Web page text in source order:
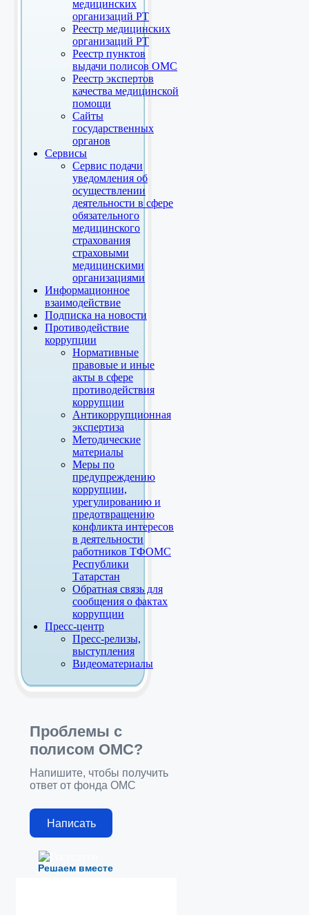
медицинских
организаций РТ
Реестр медицинских
организаций РТ
Реестр пунктов
выдачи полисов ОМС
Реестр экспертов
качества медицинской
помощи
Сайты
государственных
органов
Сервисы
Сервис подачи
уведомления об
осуществлении
деятельности в сфере
обязательного
медицинского
страхования
страховыми
медицинскими
организациями
Информационное
взаимодействие
Подписка на новости
Противодействие
коррупции
Нормативные
правовые и иные
акты в сфере
противодействия
коррупции
Антикоррупционная
экспертиза
Методические
материалы
Меры по
предупреждению
коррупции,
урегулированию и
предотвращению
конфликта интересов
в деятельности
работников ТФОМС
Республики
Татарстан
Обратная связь для
сообщения о фактах
коррупции
Пресс-центр
Пресс-релизы,
выступления
Видеоматериалы
Решаем вместе
Проблемы с
полисом ОМС?
Напишите, чтобы получить
ответ от фонда ОМС
Написать